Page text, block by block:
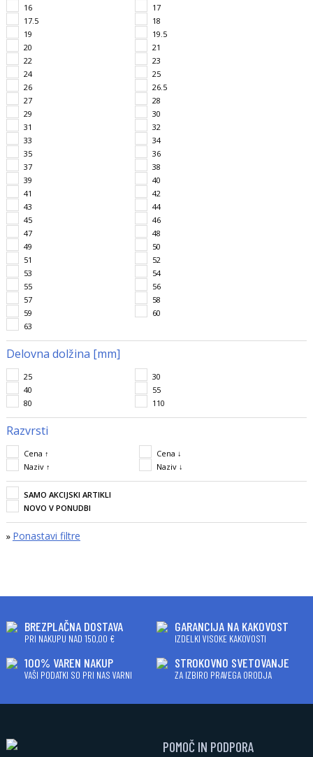
16
17
17.5
18
19
19.5
20
21
22
23
24
25
26
26.5
27
28
29
30
31
32
33
34
35
36
37
38
39
40
41
42
43
44
45
46
47
48
49
50
51
52
53
54
55
56
57
58
59
60
63
Delovna dolžina [mm]
25
30
40
55
80
110
Razvrsti
Cena ↑
Cena ↓
Naziv ↑
Naziv ↓
SAMO AKCIJSKI ARTIKLI
NOVO V PONUDBI
» Ponastavi filtre
BREZPLAČNA DOSTAVA
PRI NAKUPU NAD 150,00 €
GARANCIJA NA KAKOVOST
IZDELKI VISOKE KAKOVOSTI
100% VAREN NAKUP
VAŠI PODATKI SO PRI NAS VARNI
STROKOVNO SVETOVANJE
ZA IZBIRO PRAVEGA ORODJA
POMOČ IN PODPORA